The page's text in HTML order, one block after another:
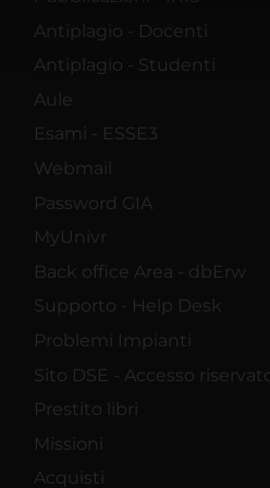
qualche metro,
dispositivo,
attivamente
(impronte
Approfondisci come
elaborati i tuoi dati
sezione dettagli
o ritirare il tuo
Antiplagio - Docenti
Antiplagio - Studenti
Aule
Esami - ESSE3
Webmail
Password GIA
MyUnivr
Back office Area - dbErw
Supporto - Help Desk
Problemi Impianti
Sito DSE - Accesso
Prestito libri
Missioni
Acquisti